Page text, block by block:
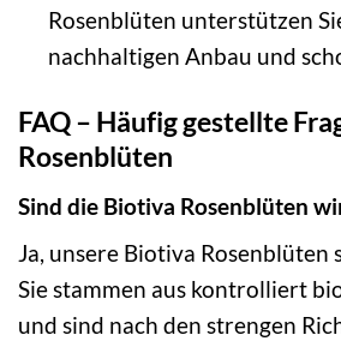
Rosenblüten unterstützen
nachhaltigen Anbau und
FAQ – Häufig gestellte
Rosenblüten
Sind die Biotiva Rosenblüten
Ja, unsere Biotiva Rosenblüten
Sie stammen aus kontrolliert
und sind nach den strengen